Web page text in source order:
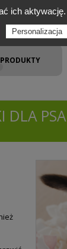
PRODUKTY
DLA PSA
ich aktywację.
Personalizacja